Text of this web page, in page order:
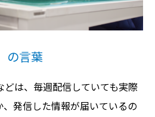
の言葉
は、毎週配信していても実際
発信した情報が届いているの